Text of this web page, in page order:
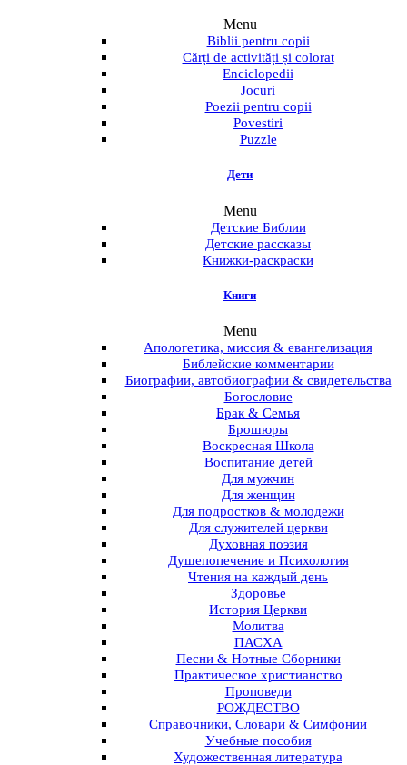
Menu
Biblii pentru copii
Cărți de activități și colorat
Enciclopedii
Jocuri
Poezii pentru copii
Povestiri
Puzzle
Дети
Menu
Детские Библии
Детские рассказы
Книжки-раскраски
Книги
Menu
Апологетика, миссия & евангелизация
Библейские комментарии
Биографии, автобиографии & свидетельства
Богословие
Брак & Семья
Брошюры
Воскресная Школа
Воспитание детей
Для мужчин
Для женщин
Для подростков & молодежи
Для служителей церкви
Духовная поэзия
Душепопечение и Психология
Чтения на каждый день
Здоровье
История Церкви
Молитва
ПАСХА
Песни & Нотные Сборники
Практическое христианство
Проповеди
РОЖДЕСТВО
Справочники, Словари & Симфонии
Учебные пособия
Художественная литература